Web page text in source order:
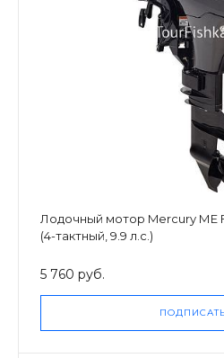
Лодочный мотор Mercury МЕ
(4-тактный, 9.9 л.с.)
5 760 руб.